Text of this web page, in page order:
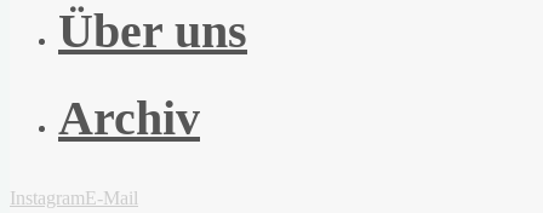
Über uns
Archiv
InstagramE-Mail